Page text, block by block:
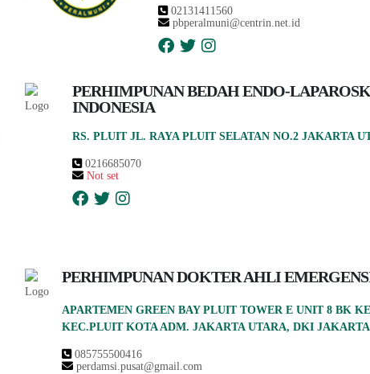
02131411560
pbperalmuni@centrin.net.id
PERHIMPUNAN BEDAH ENDO-
INDONESIA
RS. PLUIT JL. RAYA PLUIT SELATAN NO.2 JAKARTA
0216685070
Not set
PERHIMPUNAN DOKTER AHLI
APARTEMEN GREEN BAY PLUIT TOWER E UNIT 8 BK
KEC.PLUIT KOTA ADM. JAKARTA UTARA, DKI JAKARTA
085755500416
perdamsi.pusat@gmail.com